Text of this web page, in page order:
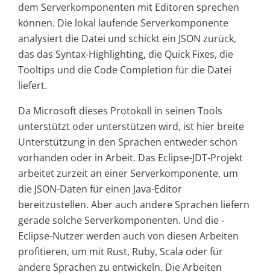
dem Serverkomponenten mit Editoren sprechen
können. Die lokal laufende Serverkomponente
analysiert die Datei und schickt ein JSON zurück,
das das Syntax-Highlighting, die Quick Fixes, die
Tooltips und die Code Completion für die Datei
liefert.
Da Microsoft dieses Protokoll in seinen Tools
unterstützt oder unterstützen wird, ist hier breite
Unterstützung in den Sprachen entweder schon
vorhanden oder in Arbeit. Das Eclipse-JDT-Projekt
arbeitet zurzeit an einer Serverkomponente, um
die JSON-Daten für einen Java-Editor
bereitzustellen. Aber auch andere Sprachen liefern
gerade solche Serverkomponenten. Und die ­
Eclipse-Nutzer werden auch von diesen Arbeiten
profitieren, um mit Rust, Ruby, Scala oder für
andere Sprachen zu entwickeln. Die Arbeiten